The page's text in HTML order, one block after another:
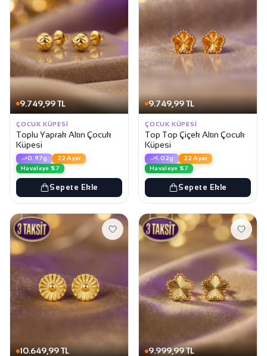
9.749,99 TL
ÇOCUK KÜPESI
Toplu Yaprak Altın Çocuk
Küpesi
0.97g
22 Ayar
Havaleye %7
Sepete Ekle
9.749,99 TL
ÇOCUK KÜPESI
Top Top Çiçek Altın Çocuk
Küpesi
1.02g
22 Ayar
Havaleye %7
Sepete Ekle
10.649,99 TL 9.999,99 TL